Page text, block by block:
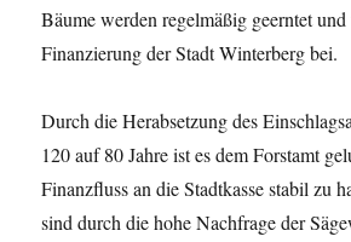
Bäume werden regelmäßig geerntet
Finanzierung der Stadt Winterberg bei.
Durch die Herabsetzung des
120 auf 80 Jahre ist es dem Forstamt
Finanzfluss an die Stadtkasse stabil zu
sind durch die hohe Nachfrage der